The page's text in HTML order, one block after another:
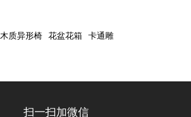
木质异形椅 花盆花箱
卡通雕
扫一扫加微信